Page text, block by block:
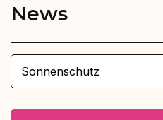
News
Sonnenschutz